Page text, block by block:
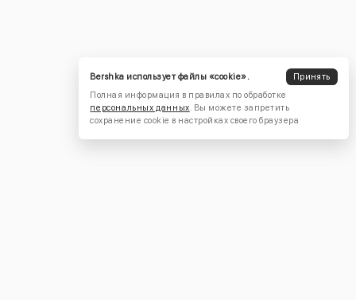
Bershka использует файлы «cookie».
Принять
Полная информация в правилах по обработке
персональных данных. Вы можете запретить
сохранение cookie в настройках своего браузера